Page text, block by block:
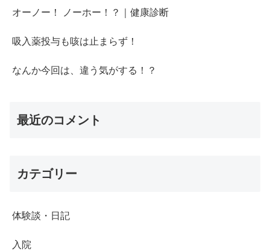
オーノー！ ノーホー！？｜健康診断
吸入薬投与も咳は止まらず！
なんか今回は、違う気がする！？
最近のコメント
カテゴリー
体験談・日記
入院